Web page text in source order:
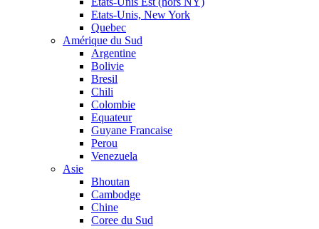
Etats-Unis, New York
Quebec
Amérique du Sud
Argentine
Bolivie
Bresil
Chili
Colombie
Equateur
Guyane Francaise
Perou
Venezuela
Asie
Bhoutan
Cambodge
Chine
Coree du Sud